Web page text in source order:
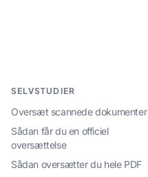
SELVSTUDIER
Oversæt scannede dokumenter
Sådan får du en officiel
oversættelse
Sådan oversætter du hele PDF